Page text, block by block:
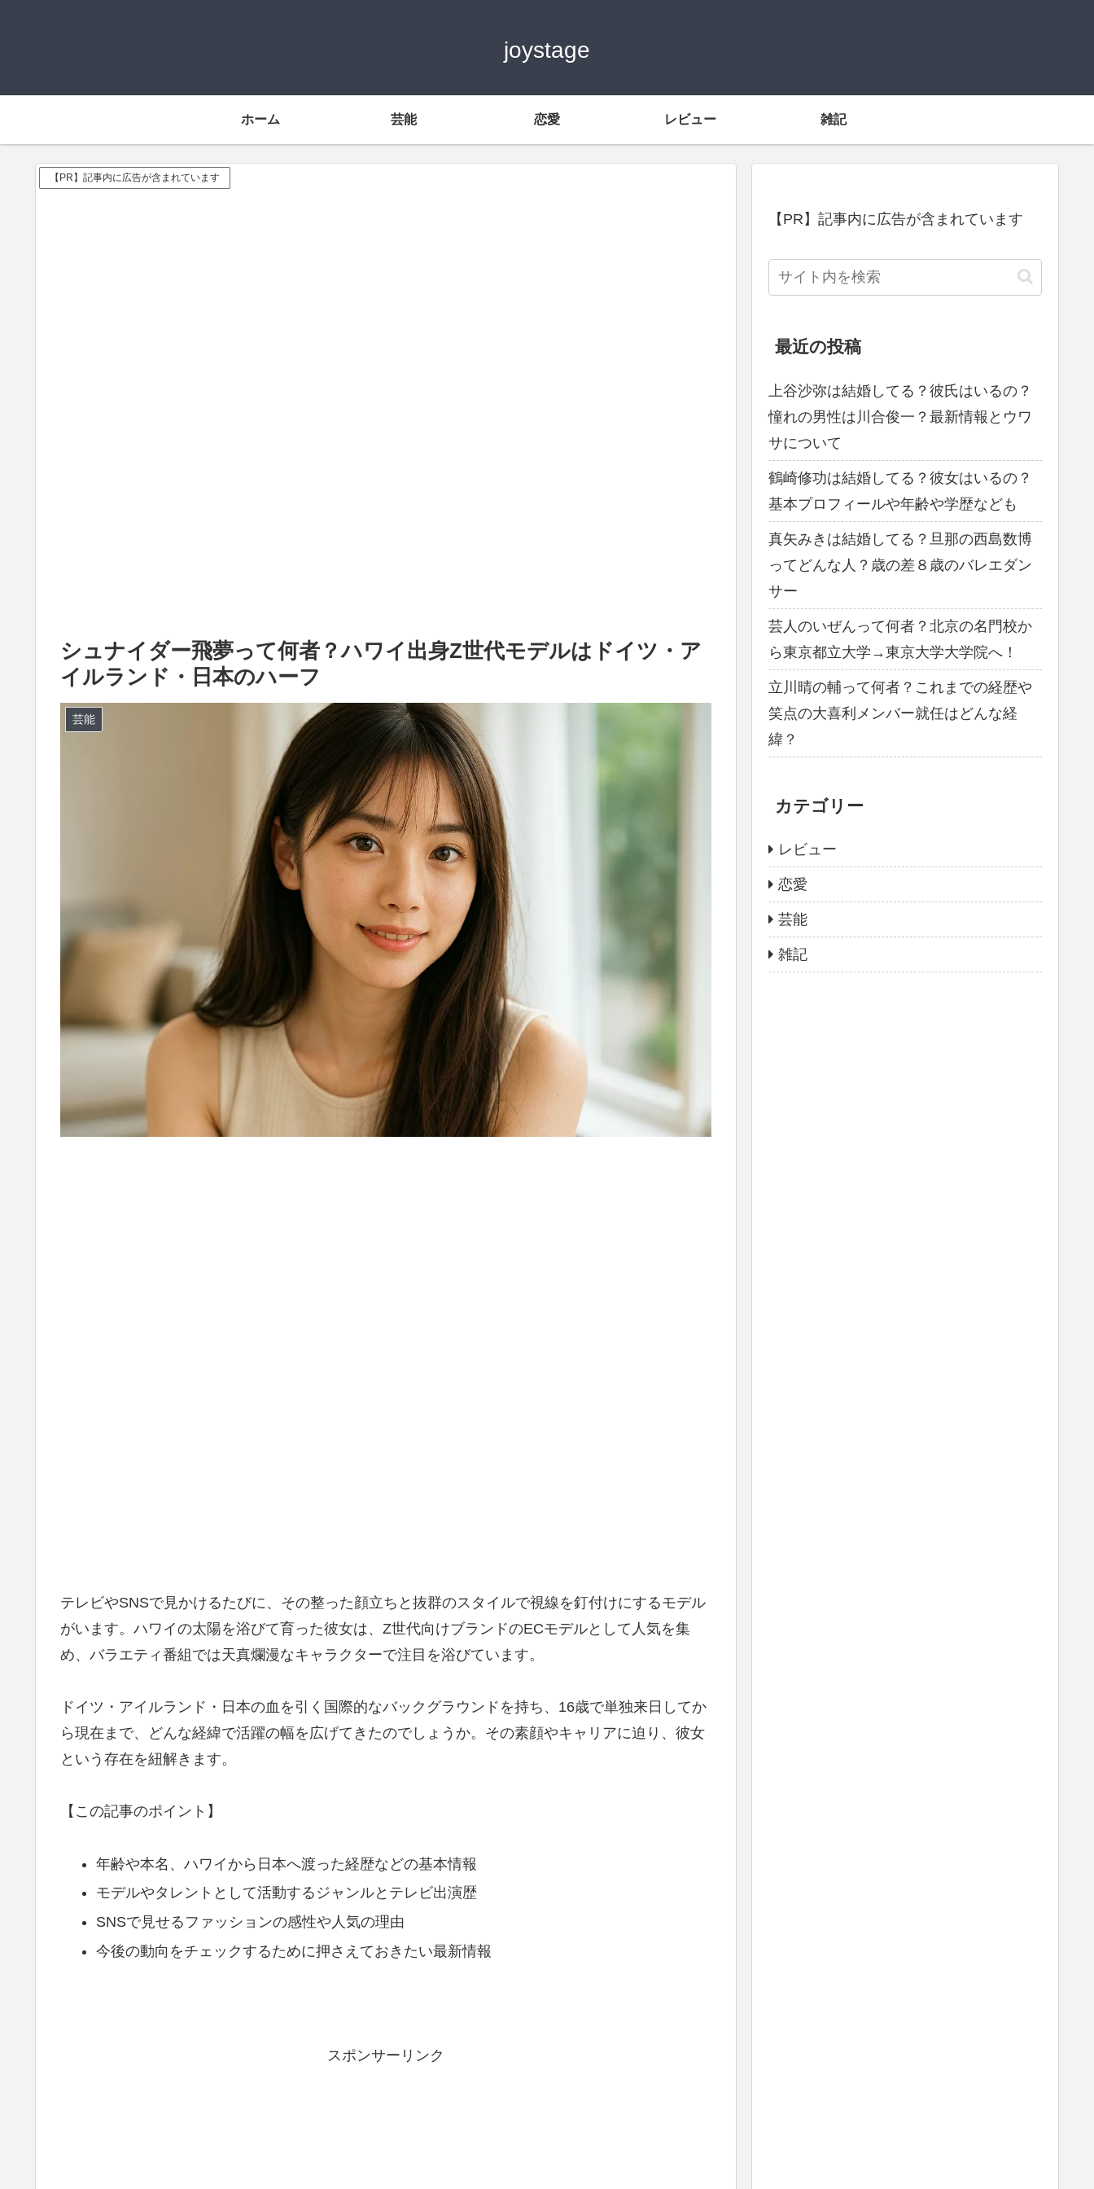
joystage
ホーム 芸能 恋愛 レビュー 雑記
【PR】記事内に広告が含まれています
シュナイダー飛夢って何者？ハワイ出身Z世代モデルはドイツ・ア
イルランド・日本のハーフ
芸能
テレビやSNSで見かけるたびに、その整った顔立ちと抜群のスタイルで視線を釘付けにするモデル
がいます。ハワイの太陽を浴びて育った彼女は、Z世代向けブランドのECモデルとして人気を集
め、バラエティ番組では天真爛漫なキャラクターで注目を浴びています。
ドイツ・アイルランド・日本の血を引く国際的なバックグラウンドを持ち、16歳で単独来日してか
ら現在まで、どんな経緯で活躍の幅を広げてきたのでしょうか。その素顔やキャリアに迫り、彼女
という存在を紐解きます。
【この記事のポイント】
年齢や本名、ハワイから日本へ渡った経歴などの基本情報
モデルやタレントとして活動するジャンルとテレビ出演歴
SNSで見せるファッションの感性や人気の理由
今後の動向をチェックするために押さえておきたい最新情報
スポンサーリンク
【PR】記事内に広告が含まれています
最近の投稿
上谷沙弥は結婚してる？彼氏はいるの？
憧れの男性は川合俊一？最新情報とウワ
サについて
鶴崎修功は結婚してる？彼女はいるの？
基本プロフィールや年齢や学歴なども
真矢みきは結婚してる？旦那の西島数博
ってどんな人？歳の差８歳のバレエダン
サー
芸人のいぜんって何者？北京の名門校か
ら東京都立大学→東京大学大学院へ！
立川晴の輔って何者？これまでの経歴や
笑点の大喜利メンバー就任はどんな経
緯？
カテゴリー
レビュー
恋愛
芸能
雑記